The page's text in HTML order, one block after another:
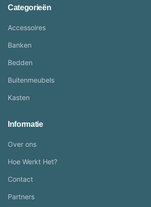
Categorieën
Accessoires
Banken
Bedden
Buitenmeubels
Kasten
Informatie
Over ons
Hoe Werkt Het?
Contact
Partners